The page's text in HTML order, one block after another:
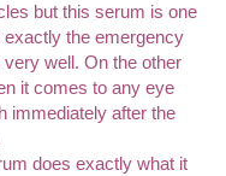
but this serum is one
the emergency
well. On the other
it comes to any eye
immediately after the
does exactly what it